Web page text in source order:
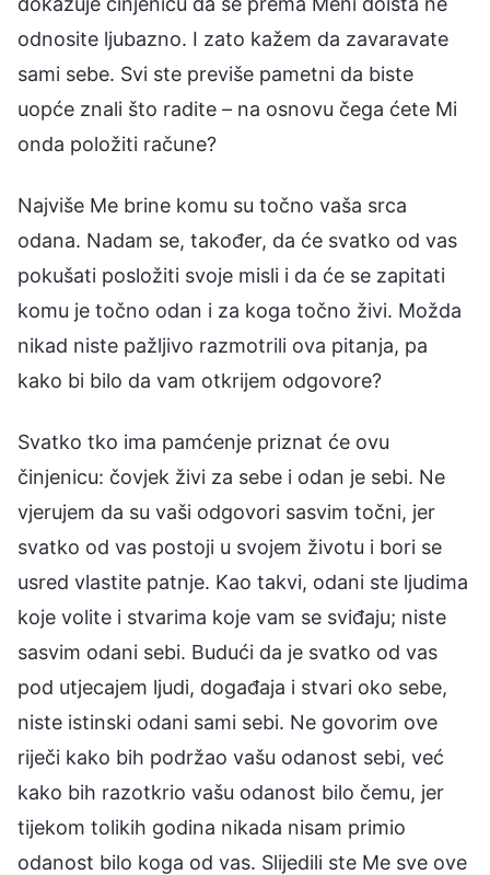
odnosite ljubazno. I zato kažem da zavaravate
sami sebe. Svi ste previše pametni da biste
uopće znali što radite – na osnovu čega ćete Mi
onda položiti račune?
Najviše Me brine komu su točno vaša srca
odana. Nadam se, također, da će svatko od vas
pokušati posložiti svoje misli i da će se zapitati
komu je točno odan i za koga točno živi. Možda
nikad niste pažljivo razmotrili ova pitanja, pa
kako bi bilo da vam otkrijem odgovore?
Svatko tko ima pamćenje priznat će ovu
činjenicu: čovjek živi za sebe i odan je sebi. Ne
vjerujem da su vaši odgovori sasvim točni, jer
svatko od vas postoji u svojem životu i bori se
usred vlastite patnje. Kao takvi, odani ste ljudima
koje volite i stvarima koje vam se sviđaju; niste
sasvim odani sebi. Budući da je svatko od vas
pod utjecajem ljudi, događaja i stvari oko sebe,
niste istinski odani sami sebi. Ne govorim ove
riječi kako bih podržao vašu odanost sebi, već
kako bih razotkrio vašu odanost bilo čemu, jer
tijekom tolikih godina nikada nisam primio
odanost bilo koga od vas. Slijedili ste Me sve ove